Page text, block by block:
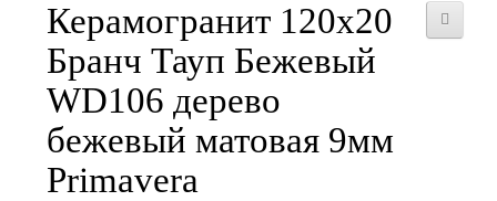
Керамогранит 120x20
Бранч Тауп Бежевый
WD106 дерево
бежевый матовая 9мм
Primavera